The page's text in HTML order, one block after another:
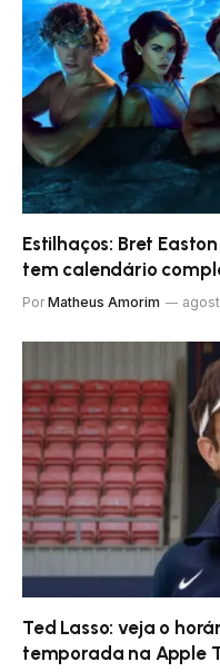
Estilhaços: Bret
tem calendário
Por Matheus Amorim
Ted Lasso: veja o
temporada na Apple